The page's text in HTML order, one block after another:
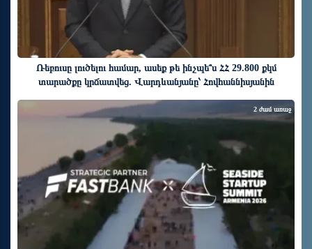
Ռեբուսը լուծելու համար, ասեք թե ինչպե՞ս ՀՀ 29.800 քկմ
տարածքը կրճատվեց. Վարդևանյանը՝ Հովհաննիսյանին
2 ժամ առաջ